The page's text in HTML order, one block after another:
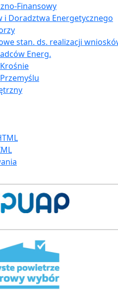
Finansowy
i Doradztwa Energetycznego
stan. ds. realizacji
Energ.